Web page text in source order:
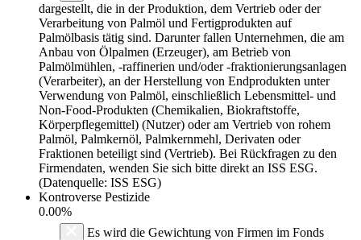
dargestellt, die in der Produktion, dem Vertrieb oder der
Verarbeitung von Palmöl und Fertigprodukten auf
Palmölbasis tätig sind. Darunter fallen Unternehmen, die am
Anbau von Ölpalmen (Erzeuger), am Betrieb von
Palmölmühlen, -raffinerien und/oder -fraktionierungsanlagen
(Verarbeiter), an der Herstellung von Endprodukten unter
Verwendung von Palmöl, einschließlich Lebensmittel- und
Non-Food-Produkten (Chemikalien, Biokraftstoffe,
Körperpflegemittel) (Nutzer) oder am Vertrieb von rohem
Palmöl, Palmkernöl, Palmkernmehl, Derivaten oder
Fraktionen beteiligt sind (Vertrieb). Bei Rückfragen zu den
Firmendaten, wenden Sie sich bitte direkt an ISS ESG.
(Datenquelle: ISS ESG)
Kontroverse Pestizide
0.00%
Es wird die Gewichtung von Firmen im Fonds